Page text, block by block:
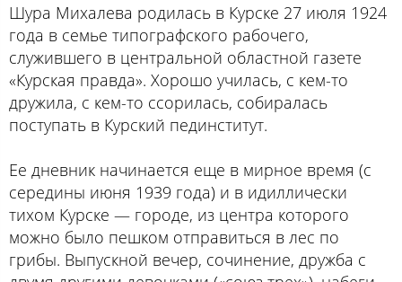
Шура Михалева родилась в Курске 27 июля 1924
года в семье типографского рабочего,
служившего в центральной областной газете
«Курская правда». Хорошо училась, с кем-то
дружила, с кем-то ссорилась, собиралась
поступать в Курский пединститут.
Ее дневник начинается еще в мирное время (с
середины июня 1939 года) и в идиллически
тихом Курске — городе, из центра которого
можно было пешком отправиться в лес по
грибы. Выпускной вечер, сочинение, дружба с